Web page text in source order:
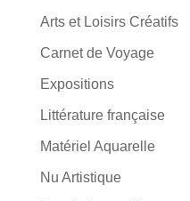
Arts et Loisirs Créatifs
Carnet de Voyage
Expositions
Littérature française
Matériel Aquarelle
Nu Artistique